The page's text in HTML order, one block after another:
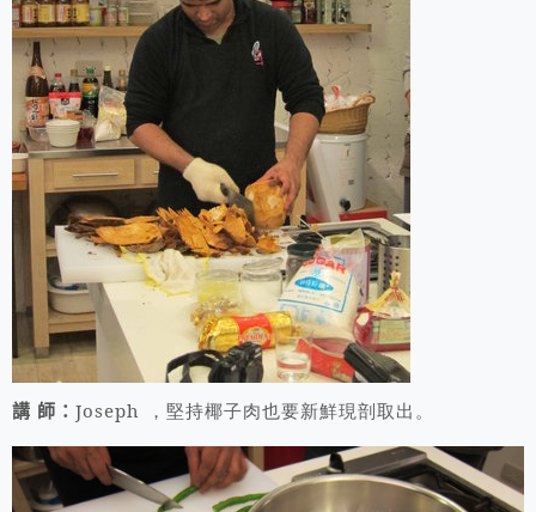
講 師：Joseph ，堅持椰子肉也要新鮮現剖取出。